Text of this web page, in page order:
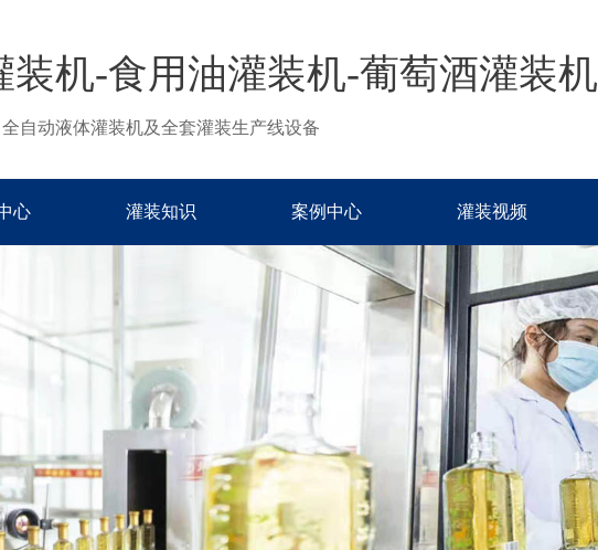
装机-食用油灌装机-葡萄酒灌装机
自动液体灌装机及全套灌装生产线设备
心 灌装知识 案例中心 灌装视频